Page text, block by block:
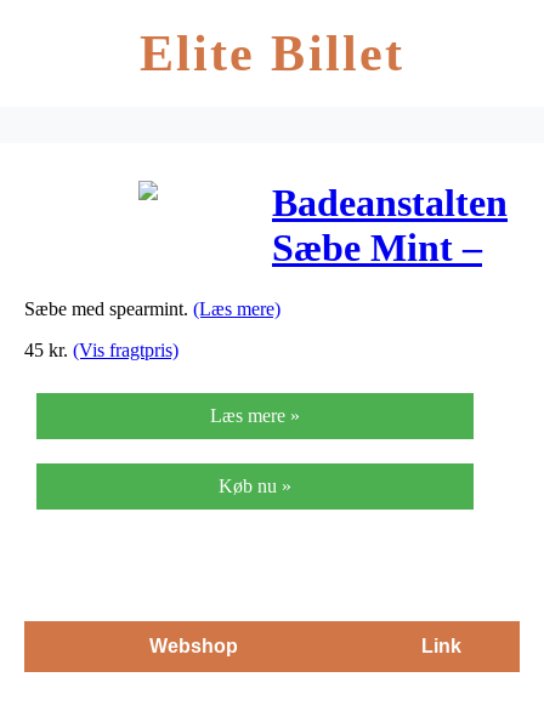
Elite Billet
Badeanstalten
Sæbe Mint –
150 G
Sæbe med spearmint. (Læs mere)
45 kr. (Vis fragtpris)
Læs mere »
Køb nu »
Webshop Link